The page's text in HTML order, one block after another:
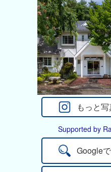
Supported by
Google
もっと